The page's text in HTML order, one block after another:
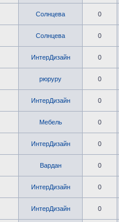
Солнцева 0
Солнцева 0
ИнтерДизайн 0
рюруру 0
ИнтерДизайн 0
Мебель 0
ИнтерДизайн 0
Вардан 0
ИнтерДизайн 0
ИнтерДизайн 0